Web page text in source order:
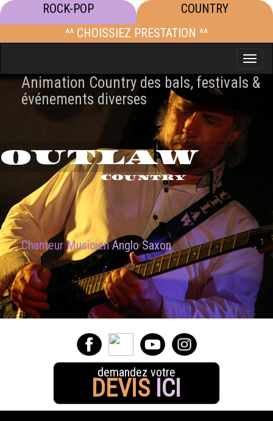
ROCK-POP
COUNTRY
^^ CHOISSIEZ PRESTATION ^^
Toggle
Animation Country des bals, festivals &
événements diverses
OUTLAW
COUNTRY
Chanteur MusicienAnglo Saxon
demandez votre
DEVIS ICI